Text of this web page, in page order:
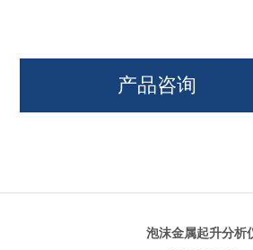
产品咨询
泡沫金属起升分析